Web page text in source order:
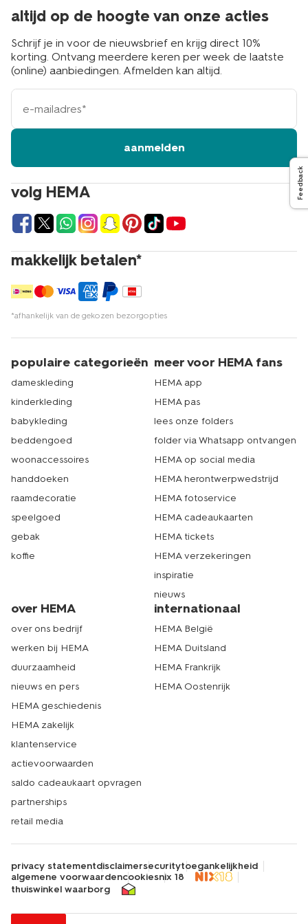
volg HEMA
makkelijk betalen*
*afhankelijk van de gekozen bezorgopties
altijd op de hoogte van onze acties
Schrijf je in voor de nieuwsbrief en krijg direct 10%
korting. Ontvang meerdere keren per week de laatste
(online) aanbiedingen. Afmelden kan altijd.
e-
mailadres
aanmelden
populaire categorieën
dameskleding
kinderkleding
babykleding
beddengoed
woonaccessoires
handdoeken
raamdecoratie
speelgoed
gebak
koffie
meer voor HEMA fans
HEMA app
HEMA pas
lees onze folders
folder via Whatsapp ontvangen
HEMA op social media
HEMA herontwerpwedstrijd
HEMA fotoservice
HEMA cadeaukaarten
HEMA tickets
HEMA verzekeringen
inspiratie
nieuws
over HEMA
over ons bedrijf
werken bij HEMA
duurzaamheid
nieuws en pers
HEMA geschiedenis
HEMA zakelijk
klantenservice
actievoorwaarden
saldo cadeaukaart opvragen
partnerships
retail media
internationaal
HEMA België
HEMA Duitsland
HEMA Frankrijk
HEMA Oostenrijk
privacy statementdisclaimersecuritytoegankelijkheid
algemene voorwaardencookiesnix 18
thuiswinkel waarborg
Feedback